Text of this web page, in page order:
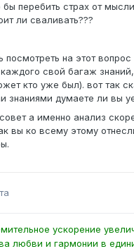
бы перебить страх от
ли сваливать???
посмотреть на этот
свой багаж
кто уже был). вот так
знаниями думаете ли вы
а именно анализ
вы ко всему этому
ускорение
любви и гармонии в